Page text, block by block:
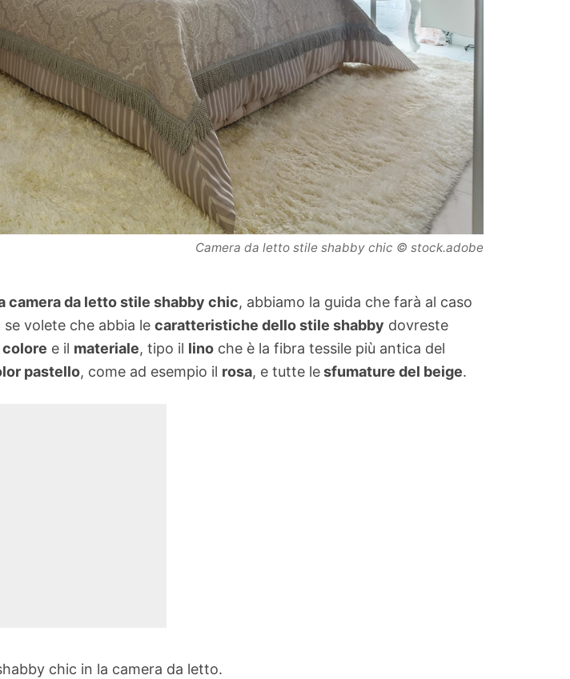
Camera da letto stile shabby chic © stock.adobe
camera da letto stile shabby chic, abbiamo la guida che farà al caso
se volete che abbia le caratteristiche dello stile shabby dovreste
colore e il materiale, tipo il lino che è la fibra tessile più antica del
pastello, come ad esempio il rosa, e tutte lesfumature del beige.
chic in la camera da letto.